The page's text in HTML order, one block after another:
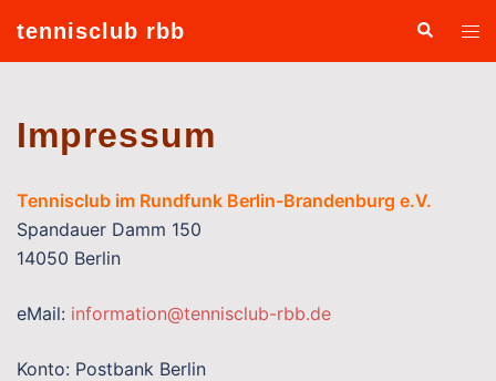
Inhalt
tennisclub rbb Suche
Impressum
Tennisclub im Rundfunk Berlin-Brandenburg e.V.
Spandauer Damm 150
14050 Berlin
eMail: information@tennisclub-rbb.de
Konto: Postbank Berlin